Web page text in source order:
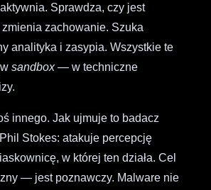
Sprawdza, czy jest
zachowanie. Szuka
analityka i zasypia. Wszystkie te
sandbox— w techniczne
innego. Jak ujmuje to badacz
Stokes: atakuje percepcję
w której ten działa. Cel
— jest poznawczy. Malware nie